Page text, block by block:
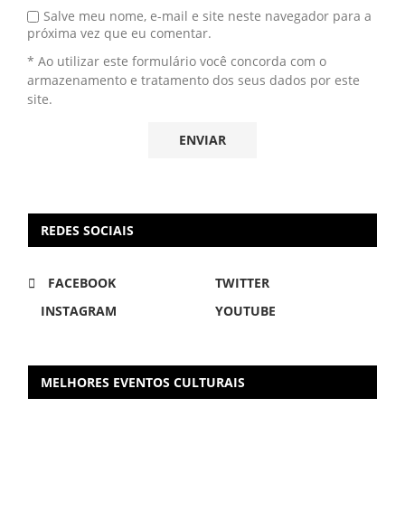
Salve meu nome, e-mail e site neste navegador para a
próxima vez que eu comentar.
* Ao utilizar este formulário você concorda com o
armazenamento e tratamento dos seus dados por este
site.
REDES SOCIAIS
FACEBOOK
TWITTER
INSTAGRAM
YOUTUBE
MELHORES EVENTOS CULTURAIS